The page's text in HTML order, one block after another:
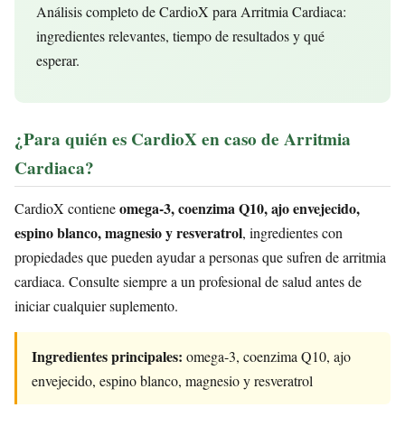
Análisis completo de CardioX para Arritmia Cardiaca:
ingredientes relevantes, tiempo de resultados y qué
esperar.
¿Para quién es CardioX en caso de Arritmia
Cardiaca?
CardioX contieneomega-3, coenzima Q10, ajo envejecido,
espino blanco, magnesio y resveratrol, ingredientes con
propiedades que pueden ayudar a personas que sufren de arritmia
cardiaca. Consulte siempre a un profesional de salud antes de
iniciar cualquier suplemento.
Ingredientes principales: omega-3, coenzima Q10, ajo
envejecido, espino blanco, magnesio y resveratrol